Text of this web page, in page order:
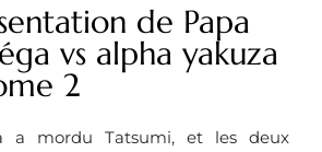
de Papa
vs alpha yakuza
2
a mordu Tatsumi, et les deux